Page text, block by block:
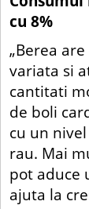
cu 8%
„Berea
variata si
cantitati
de boli
cu un
rau. Mai
pot aduce
ajuta la